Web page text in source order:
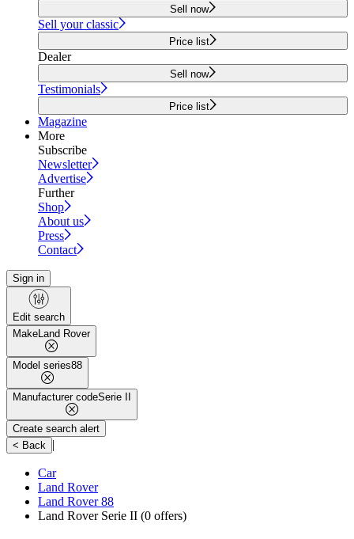
Sell now
Sell your classic
Price list
Dealer
Sell now
Testimonials
Price list
Magazine
More
Subscribe
Newsletter
Advertise
Further
Shop
About us
Press
Contact
Sign in
Edit search
MakeLand Rover
Model series88
Manufacturer codeSerie II
Create search alert
< Back |
Car
Land Rover
Land Rover 88
Land Rover Serie II (0 offers)